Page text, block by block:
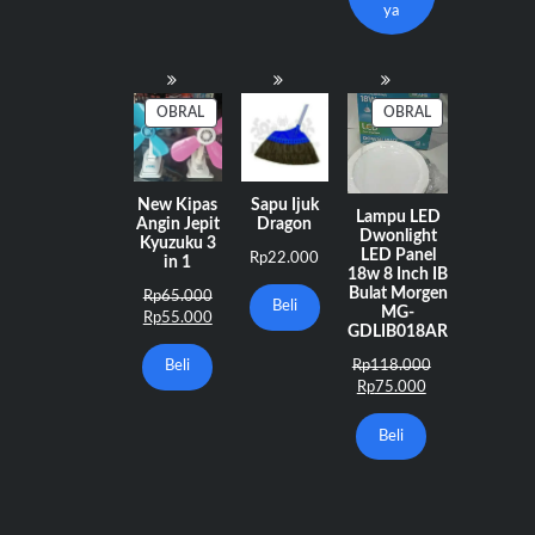
ya
OBRAL PRODUK
DENGAN
DISKON
New Kipas
Angin Jepit
Kyuzuku 3
in 1
Rp65.000Harga
aslinya
Rp65.000.
Rp55.000Harga
ini
adalah:
Beli
Sapu Ijuk
Dragon
Rp22.000
Beli
OBRAL
DENGAN
DISKON
Lampu LED
Dwonlight
LED Panel
18w 8 Inch IB
Bulat Morgen
MG-
GDLIB018AR
Rp118.000Harga
Rp75.000Harga
ini
adalah:
Beli